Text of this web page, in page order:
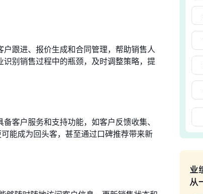
跟进、报价生成和合同管理，帮助销售人
别销售过程中的瓶颈，及时调整策略，提
客户服务和支持功能，如客户反馈收集、
能成为回头客，甚至通过口碑推荐带来新